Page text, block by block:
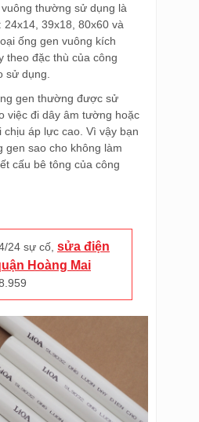
thường sử dụng là
39x18, 80x60 và
ống gen vuông kích
theo đặc thù của công
sử dụng.
gen thường được sử
việc đi dây âm tường hoặc
chịu áp lực cao. Vì vậy bạn
gen sao cho không làm
cấu bê tông của công
24 sự cố, sửa điện
Hoàng Mai